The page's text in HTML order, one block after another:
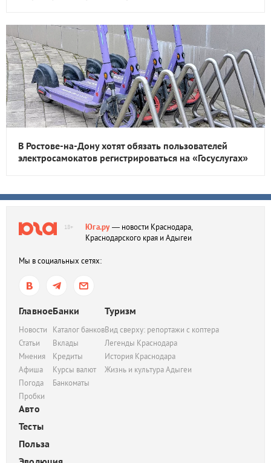
В Ростове-на-Дону хотят обязать пользователей
электросамокатов регистрироваться на «Госуслугах»
18+ Юга.ру— новости Краснодара,
Краснодарского края и Адыгеи
Мы в социальных сетях:
Главное
Новости
Статьи
Мнения
Афиша
Погода
Пробки
Банки
Каталог банков
Вклады
Кредиты
Курсы валют
Банкоматы
Туризм
Вид сверху: репортажи с коптера
Легенды Краснодара
История Краснодара
Жизнь и культура Адыгеи
Авто
Тесты
Польза